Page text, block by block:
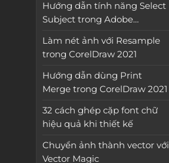
Hướng dẫn tính năng Select
Subject trong Adobe
Làm nét ảnh với Resample
trong CorelDraw 2021
Hướng dẫn dùng Print
Merge trong CorelDraw 2021
32 cách ghép cặp font chữ
hiệu quả khi thiết kế
Chuyển ảnh thành vector với
Vector Magic